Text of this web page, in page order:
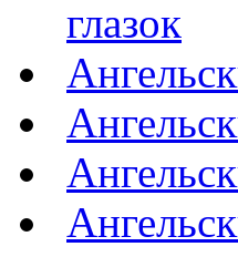
глазок